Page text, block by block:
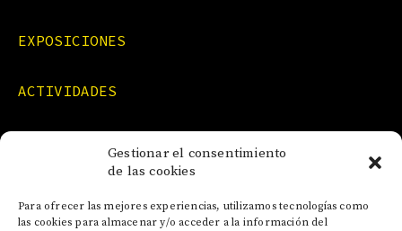
Gestionar el consentimiento
de las cookies
Para ofrecer las mejores experiencias, utilizamos tecnologías como
las cookies para almacenar y/o acceder a la información del
EXPOSICIONES
ACTIVIDADES